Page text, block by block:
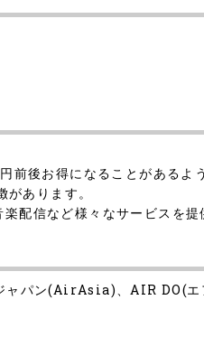
後お得になることがあるよう
あります。
信など様々なサービスを提
ャパン(AirAsia)、AIR DO(